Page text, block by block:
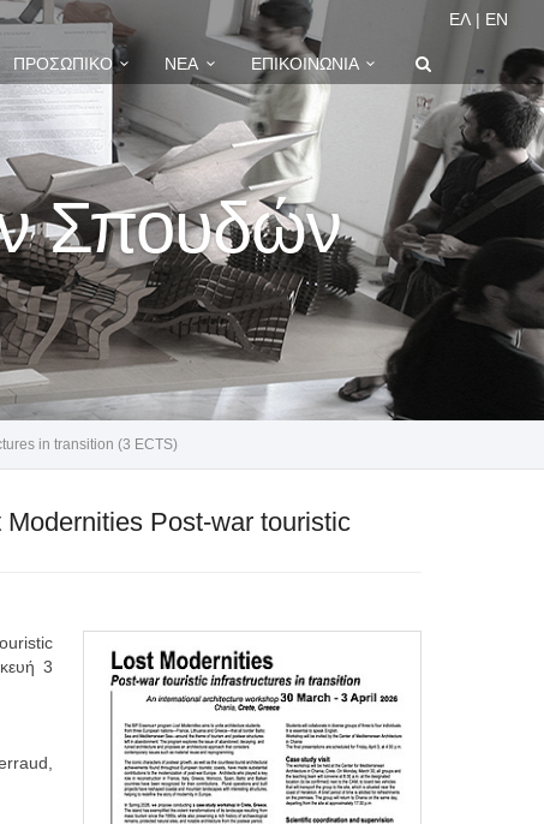
ΕΛ | EN
ΠΡΟΣΩΠΙΚΌ ΝΈΑ ΕΠΙΚΟΙΝΩΝΊΑ
Σπουδών
in transition (3 ECTS)
Modernities Post-war touristic
3